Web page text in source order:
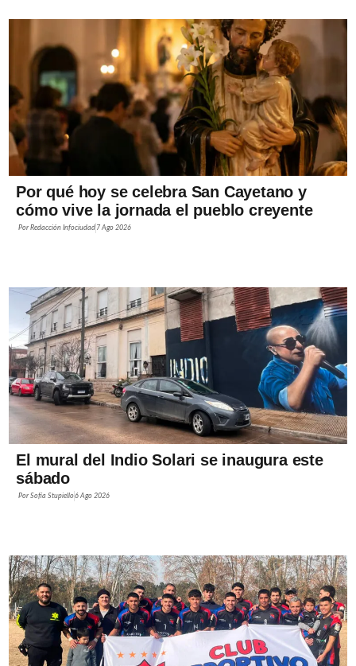
Por qué hoy se celebra San Cayetano y
cómo vive la jornada el pueblo creyente
PorRedacción Infociudad 7 Ago 2026
El mural del Indio Solari se inaugura este
sábado
PorSofía Stupiello6 Ago 2026